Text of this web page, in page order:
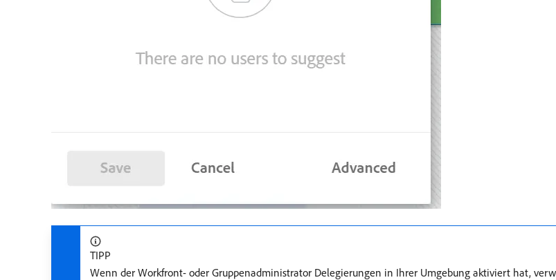
TIPP
Wenn der Workfront- oder Gruppenadministrator Delegierungen in Ihrer Umgebung aktiviert hat,